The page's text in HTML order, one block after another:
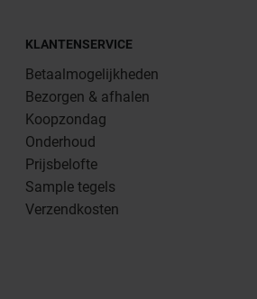
KLANTENSERVICE
Betaalmogelijkheden
Bezorgen & afhalen
Koopzondag
Onderhoud
Prijsbelofte
Sample tegels
Verzendkosten